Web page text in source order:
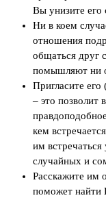
Вы унизите его
Ни в коем
отношения
общаться друг
помышляют ни
Пригласите его
– это позволит
кем
им
случайных и
Расскажите им
поможет найти